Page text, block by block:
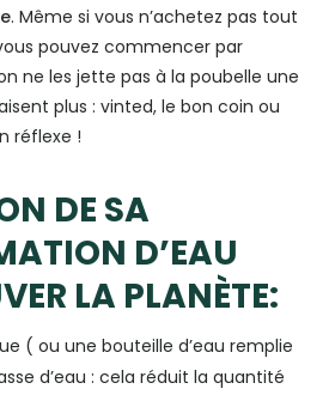
. Même si vous n’achetez pas tout
pouvez commencer par
ne les jette pas à la poubelle une
plus : vinted, le bon coin ou
réflexe !
DE SA
D’EAU
LA PLANÈTE:
( ou une bouteille d’eau remplie
d’eau : cela réduit la quantité